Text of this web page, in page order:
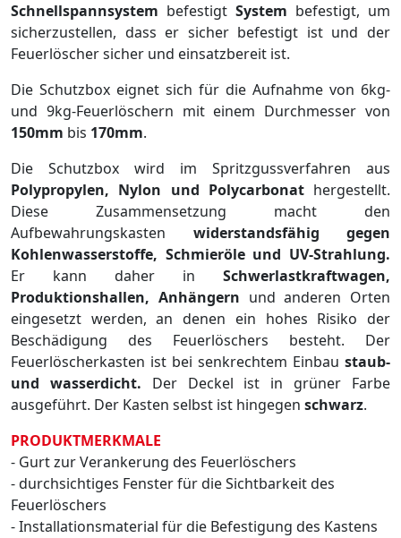
Schnellspannsystem befestigt System befestigt, um
sicherzustellen, dass er sicher befestigt ist und der
Feuerlöscher sicher und einsatzbereit ist.
Die Schutzbox eignet sich für die Aufnahme von 6kg-
und 9kg-Feuerlöschern mit einem Durchmesser von
150mm bis 170mm.
Die Schutzbox wird im Spritzgussverfahren aus
Polypropylen, Nylon und Polycarbonathergestellt.
Diese Zusammensetzung macht den
Aufbewahrungskasten widerstandsfähig gegen
Kohlenwasserstoffe, Schmieröle und UV-Strahlung.
Er kann daher in Schwerlastkraftwagen,
Produktionshallen, Anhängern und anderen Orten
eingesetzt werden, an denen ein hohes Risiko der
Beschädigung des Feuerlöschers besteht. Der
Feuerlöscherkasten ist bei senkrechtem Einbau staub-
und wasserdicht. Der Deckel ist in grüner Farbe
ausgeführt. Der Kasten selbst ist hingegen schwarz.
PRODUKTMERKMALE
- Gurt zur Verankerung des Feuerlöschers
- durchsichtiges Fenster für die Sichtbarkeit des
Feuerlöschers
- Installationsmaterial für die Befestigung des Kastens